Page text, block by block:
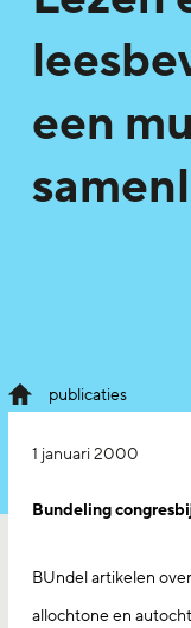
een
publicaties
1 januari 2000
Bundeling
BUndel artikelen
allochtone en